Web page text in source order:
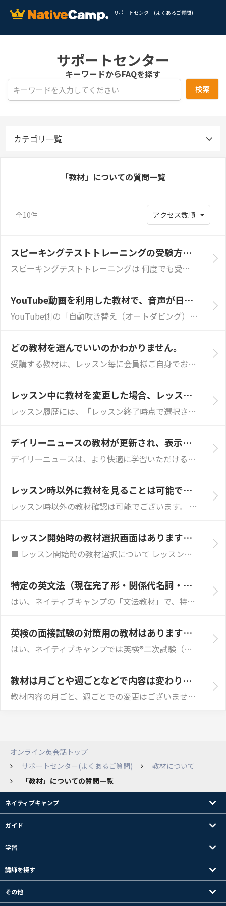
サポートセンター(よくあるご質問)
サポートセンター
キーワードからFAQを探す
「教材」についての質問一覧
全10件
スピーキングテストトレーニングの受験方法と1日の回数制限はありますか？
スピーキングテストトレーニングは 何度でも受講いただけます。同じ問題が繰り返し表示されたり、画面が進まなくなったりする場合は、表示上の不具合である可能...
YouTube動画を利用した教材で、音声が日本語になってしまいます。どうすれば英語に戻せますか？
YouTube側の「自動吹き替え（オートダビング）機能」がオンになっていることが原因です。動画プレーヤーの設定を変更するか、ネイティブキャンプのアプリ...
どの教材を選んでいいのかわかりません。
受講する教材は、レッスン毎に会員様ご自身でお選びいただきます。 教材選びにお悩みの方には、以下のサポート機能をご用意しております。 ご状況に応じてご活...
レッスン中に教材を変更した場合、レッスン履歴にはどの教材が表示されますか？
レッスン履歴には、「レッスン終了時点で選択されていた教材」が表示されます。レッスン途中で別の教材に変更した場合でも、最後に設定されていた教材が受講済み...
デイリーニュースの教材が更新され、表示や内容が変わりました
デイリーニュースは、より快適に学習いただけるよう定期的に更新・リニューアルを行っております。教材の表示レイアウト、文字サイズの変更、過去記事の非表示化...
レッスン時以外に教材を見ることは可能ですか？
レッスン時以外の教材確認は可能でございます。 トップ画面上部メニューバーより【学習】⇒【教材】⇒【教材を見る】からご確認いただけます。 ※一部の教材は...
レッスン開始時の教材選択画面はありますか？
■ レッスン開始時の教材選択について レッスン開始時の操作手順が変更され、講師との接続後に教材を選択する流れとなっております。こちらはシステムの仕様変...
特定の英文法（現在完了形・関係代名詞・比較級など）をピンポイントで学べる教材はありますか？
はい、ネイティブキャンプの「文法教材」で、特定の文法項目をピンポイントで学習できます。 各文法項目がどのチャプターに対応しているかは、「文法教材早見表...
英検の面接試験の対策用の教材はありますか？
はい、ネイティブキャンプでは英検®二次試験（面接）の対策ができる専用教材をご用意しております。 各級の面接試験に対応した模擬面接形式のレッスンをご受講...
教材は月ごとや週ごとなどで内容は変わりますか？
教材内容の月ごと、週ごとでの変更はございません。 ※内容の修正等を行う場合はございます。 尚弊社では、教材の追加を随時行っております。 教材が追加され...
カテゴリ一覧
オンライン英会話トップ
サポートセンター(よくあるご質問)
教材について
「教材」についての質問一覧
ネイティブキャンプ
ガイド
学習
講師を探す
その他